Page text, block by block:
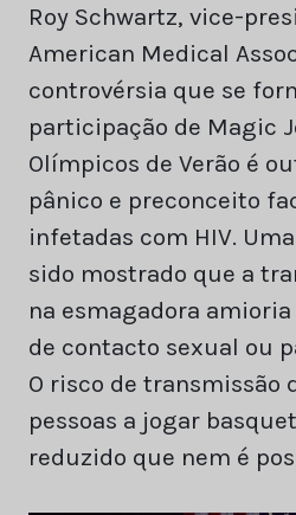
Roy Schwartz, vice-
American Medical
controvérsia que se
participação de Magic
Olímpicos de Verão é
pânico e preconceito
infetadas com HIV.
sido mostrado que a
na esmagadora
de contacto sexual ou
O risco de transmissão
pessoas a jogar
reduzido que nem é